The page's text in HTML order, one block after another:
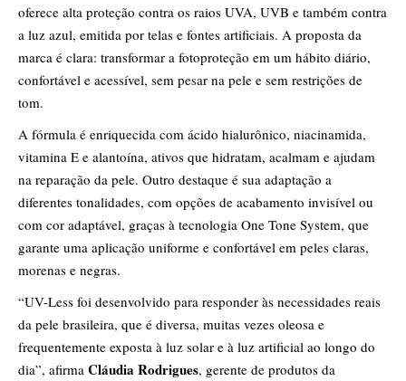
oferece alta proteção contra os raios UVA, UVB e também contra
a luz azul, emitida por telas e fontes artificiais. A proposta da
marca é clara: transformar a fotoproteção em um hábito diário,
confortável e acessível, sem pesar na pele e sem restrições de
tom.
A fórmula é enriquecida com ácido hialurônico, niacinamida,
vitamina E e alantoína, ativos que hidratam, acalmam e ajudam
na reparação da pele. Outro destaque é sua adaptação a
diferentes tonalidades, com opções de acabamento invisível ou
com cor adaptável, graças à tecnologia One Tone System, que
garante uma aplicação uniforme e confortável em peles claras,
morenas e negras.
“UV-Less foi desenvolvido para responder às necessidades reais
da pele brasileira, que é diversa, muitas vezes oleosa e
frequentemente exposta à luz solar e à luz artificial ao longo do
dia”, afirma Cláudia Rodrigues, gerente de produtos da